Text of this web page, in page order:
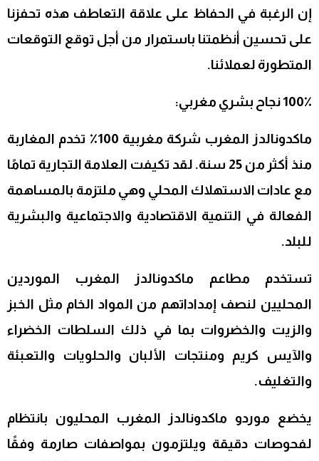
إن الرغبة في الحفاظ على علاقة التعاطف هذه تحفزنا
على تحسين أنظمتنا باستمرار من أجل توقع التوقعات
المتطورة لعملائنا.
100٪ نجاح بشري مغربي:
ماكدونالدز المغرب شركة مغربية 100٪ تخدم المغاربة
منذ أكثر من 25 سنة. لقد تكيفت العلامة التجارية تمامًا
مع عادات الاستهلاك المحلي وهي ملتزمة بالمساهمة
الفعالة في التنمية الاقتصادية والاجتماعية والبشرية
للبلد.
تستخدم مطاعم ماكدونالدز المغرب الموردين
المحليين لنصف إمداداتهم من المواد الخام مثل الخبز
والزيت والخضروات بما في ذلك السلطات الخضراء
والآيس كريم ومنتجات الألبان والحلويات والتعبئة
والتغليف.
يخضع موردو ماكدونالدز المغرب المحليون بانتظام
لفحوصات دقيقة ويلتزمون بمواصفات صارمة وفقًا